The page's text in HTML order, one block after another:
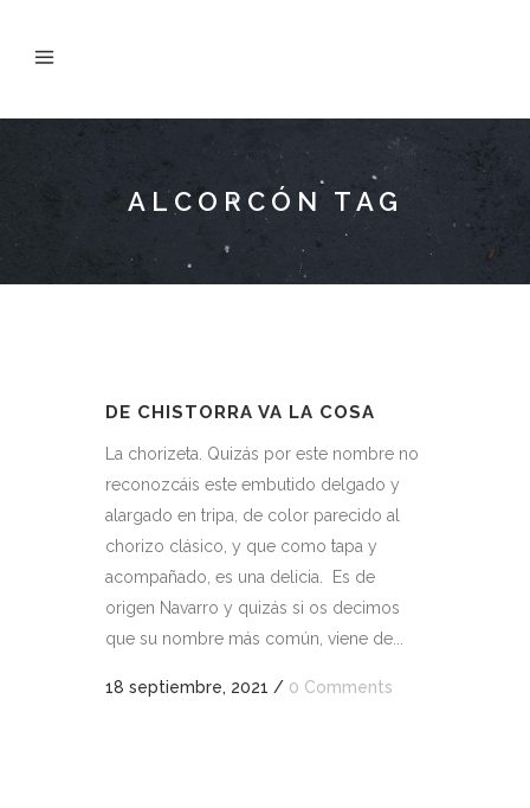
ALCORCÓN TAG
DE CHISTORRA VA LA COSA
La chorizeta. Quizás por este nombre no
reconozcáis este embutido delgado y
alargado en tripa, de color parecido al
chorizo clásico, y que como tapa y
acompañado, es una delicia. Es de
origen Navarro y quizás si os decimos
que su nombre más común, viene de...
18 septiembre, 2021 / 0 Comments